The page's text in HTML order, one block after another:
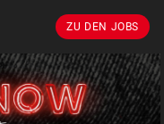
ZU DEN JOBS